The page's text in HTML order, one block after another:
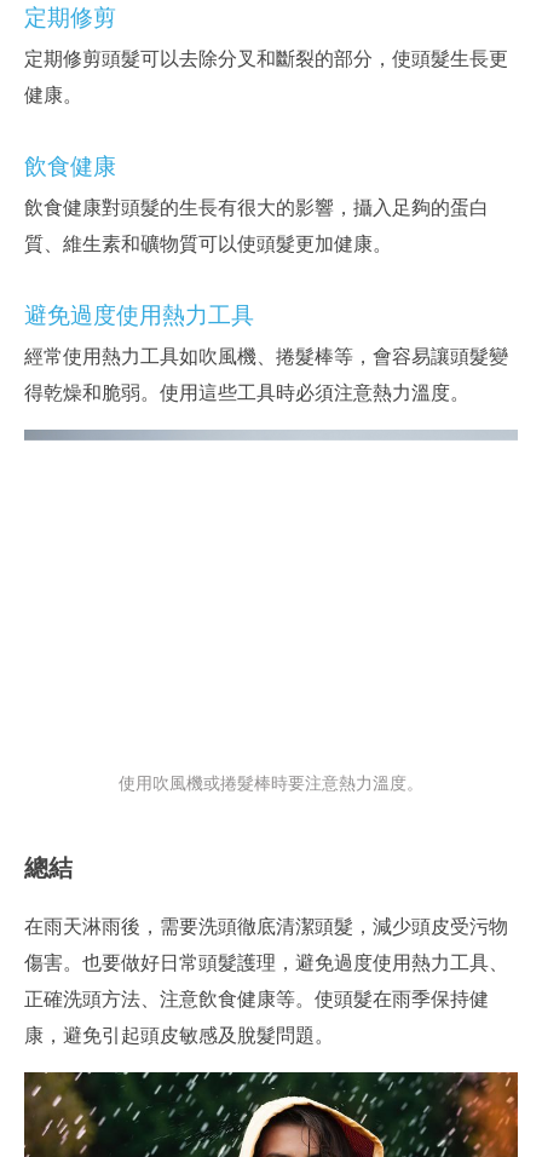
定期修剪
定期修剪頭髮可以去除分叉和斷裂的部分，使頭髮生長更
健康。
飲食健康
飲食健康對頭髮的生長有很大的影響，攝入足夠的蛋白
質、維生素和礦物質可以使頭髮更加健康。
避免過度使用熱力工具
經常使用熱力工具如吹風機、捲髮棒等，會容易讓頭髮變
得乾燥和脆弱。使用這些工具時必須注意熱力溫度。
使用吹風機或捲髮棒時要注意熱力溫度。
總結
在雨天淋雨後，需要洗頭徹底清潔頭髮，減少頭皮受污物
傷害。也要做好日常頭髮護理，避免過度使用熱力工具、
正確洗頭方法、注意飲食健康等。使頭髮在雨季保持健
康，避免引起頭皮敏感及脫髮問題。